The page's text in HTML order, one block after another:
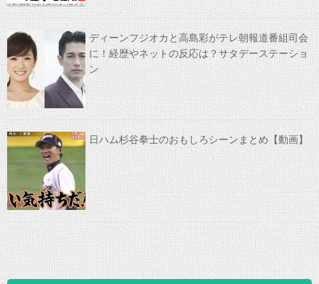
ディーンフジオカと高島彩がテレ朝報道番組司会
に！経歴やネットの反応は？サタデーステーショ
ン
日ハム杉谷拳士のおもしろシーンまとめ【動画】